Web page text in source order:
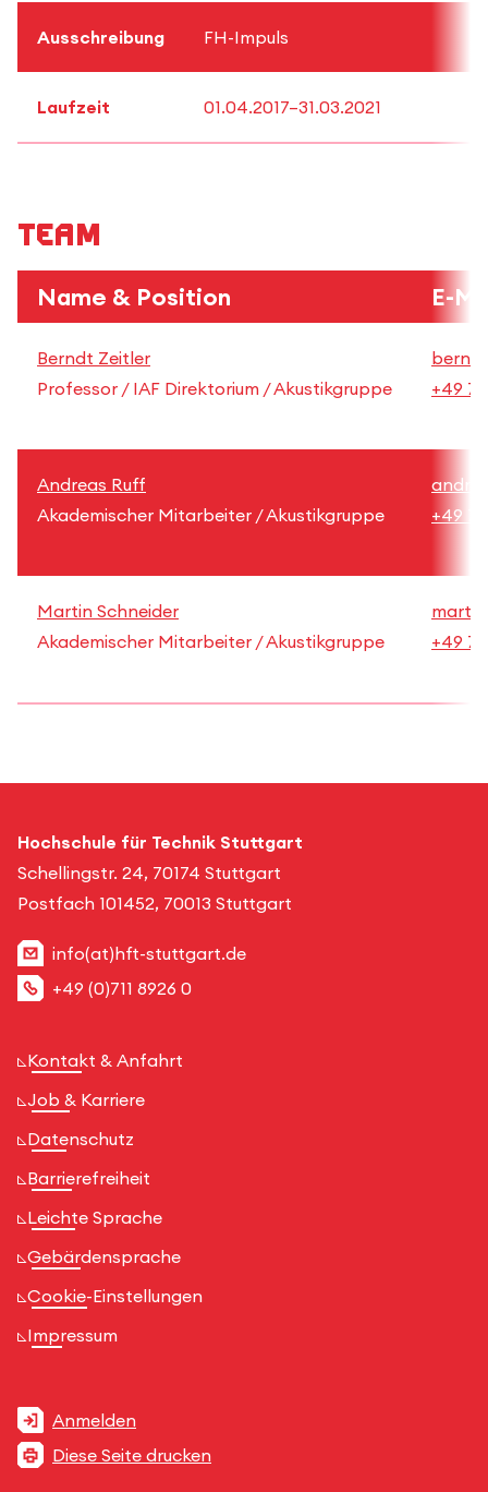
Ausschreibung FH-Impuls
Laufzeit 01.04.2017–31.03.2021
Team
Name & Position E-
Berndt Zeitler
Professor / IAF Direktorium / Akustikgruppe
+49
Andreas Ruff
Akademischer Mitarbeiter / Akustikgruppe
+49
Martin Schneider
Akademischer Mitarbeiter / Akustikgruppe
+49
Hochschule für Technik Stuttgart
Schellingstr. 24, 70174 Stuttgart
Postfach 101452, 70013 Stuttgart
info(at)hft-stuttgart.de
+49 (0)711 8926 0
Kontakt & Anfahrt
Job & Karriere
Datenschutz
Barrierefreiheit
Leichte Sprache
Gebärdensprache
Cookie-Einstellungen
Impressum
Anmelden
Diese Seite drucken